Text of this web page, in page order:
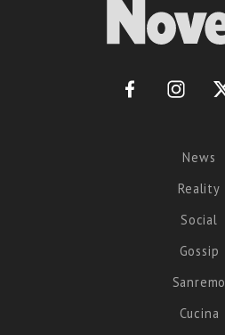
News
Reality
Social
Gossip
Sanremo
Cucina